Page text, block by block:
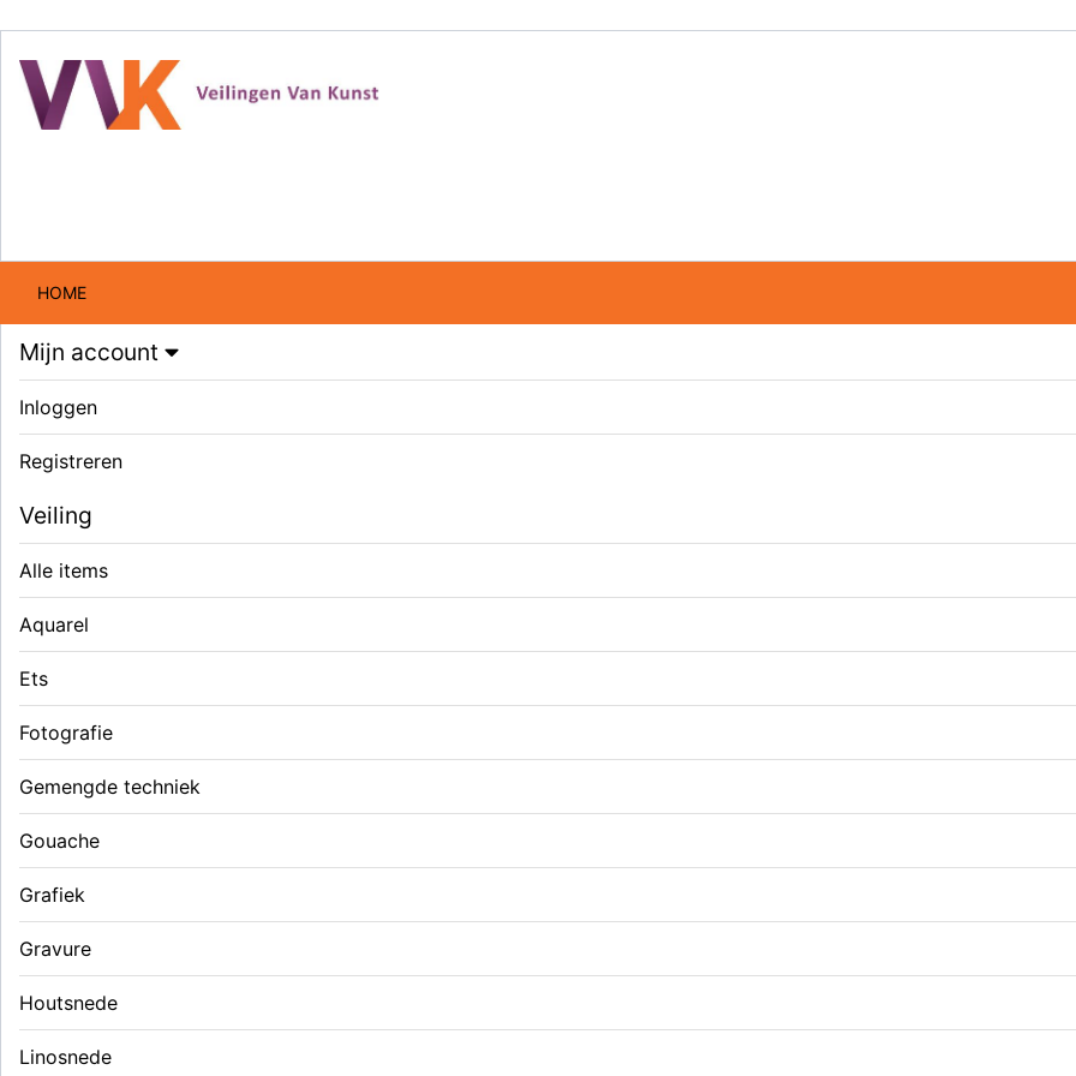
HOME
Mijn account
Inloggen
Registreren
Veiling
Alle items
Aquarel
Ets
Fotografie
Gemengde techniek
Gouache
Grafiek
Gravure
Houtsnede
Linosnede